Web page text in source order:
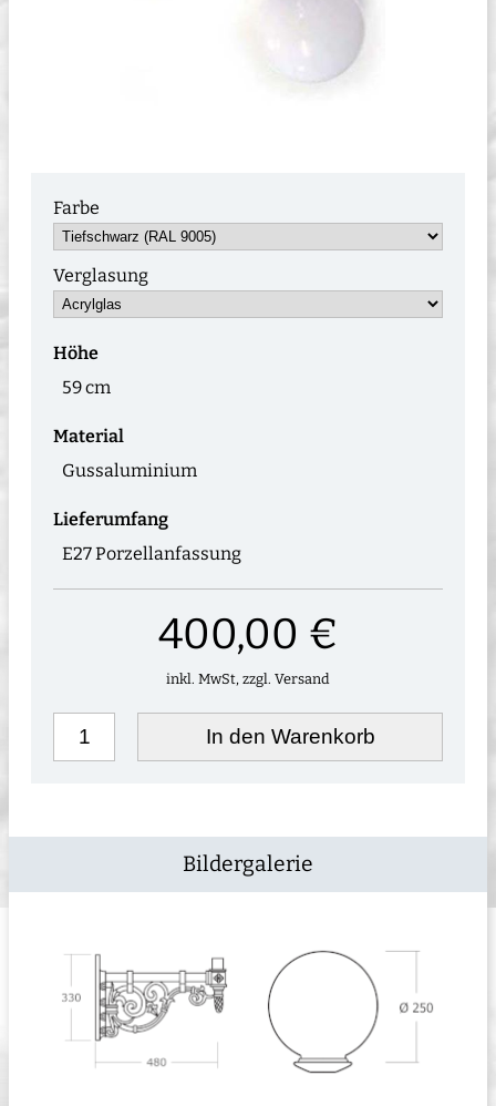
Farbe
Verglasung
Höhe
59 cm
Material
Gussaluminium
Lieferumfang
E27 Porzellanfassung
400,00 €
inkl. MwSt, zzgl. Versand
In den Warenkorb
Bildergalerie